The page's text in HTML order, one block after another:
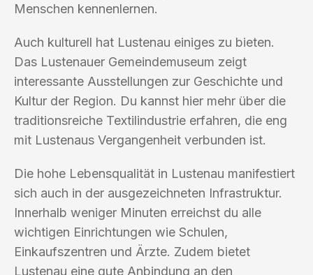
Menschen kennenlernen.
Auch kulturell hat Lustenau einiges zu bieten.
Das Lustenauer Gemeindemuseum zeigt
interessante Ausstellungen zur Geschichte und
Kultur der Region. Du kannst hier mehr über die
traditionsreiche Textilindustrie erfahren, die eng
mit Lustenaus Vergangenheit verbunden ist.
Die hohe Lebensqualität in Lustenau manifestiert
sich auch in der ausgezeichneten Infrastruktur.
Innerhalb weniger Minuten erreichst du alle
wichtigen Einrichtungen wie Schulen,
Einkaufszentren und Ärzte. Zudem bietet
Lustenau eine gute Anbindung an den